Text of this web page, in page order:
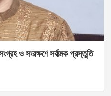
ও সংরক্ষণে সর্বাত্মক প্রস্তুতি